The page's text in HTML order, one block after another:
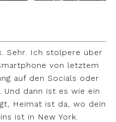
Sehr. Ich stolpere über
von letztem
auf den Socials oder
Und dann ist es wie ein
Heimat ist da, wo dein
ist in New York.